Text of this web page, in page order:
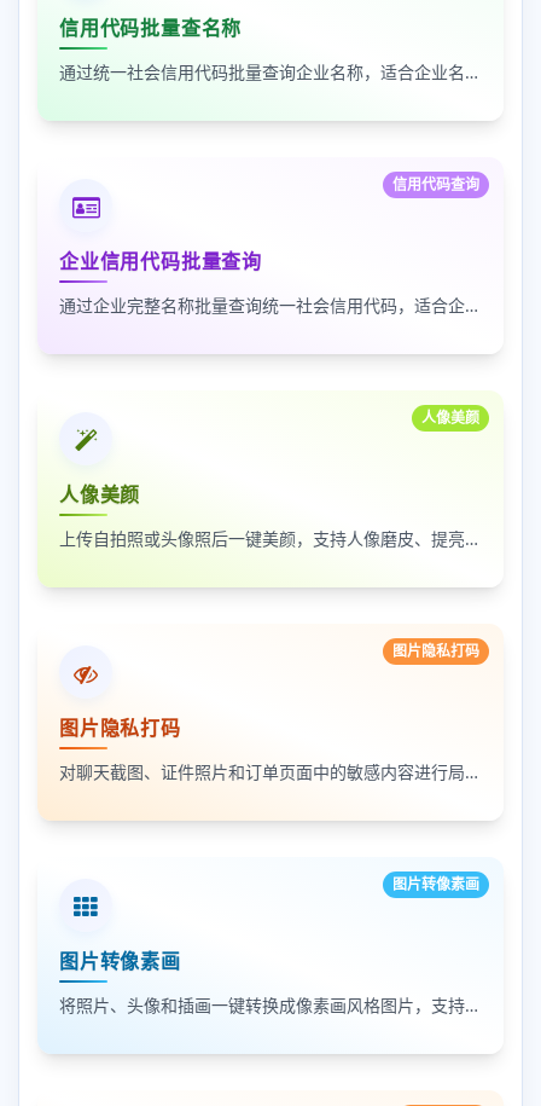
信用代码批量查名称
通过统一社会信用代码批量查询企业名称，适合企业名单核验、客户资料整理和工商信息补全
信用代码查询
企业信用代码批量查询
通过企业完整名称批量查询统一社会信用代码，适合企业资料整理、名单核验和工商信息匹配
人像美颜
人像美颜
上传自拍照或头像照后一键美颜，支持人像磨皮、提亮和美颜强度调节，适合人物照片快速优化
图片隐私打码
图片隐私打码
对聊天截图、证件照片和订单页面中的敏感内容进行局部打码，支持多次框选和重复处理
图片转像素画
图片转像素画
将照片、头像和插画一键转换成像素画风格图片，支持调节像素颗粒度、输出倍率和导出格式